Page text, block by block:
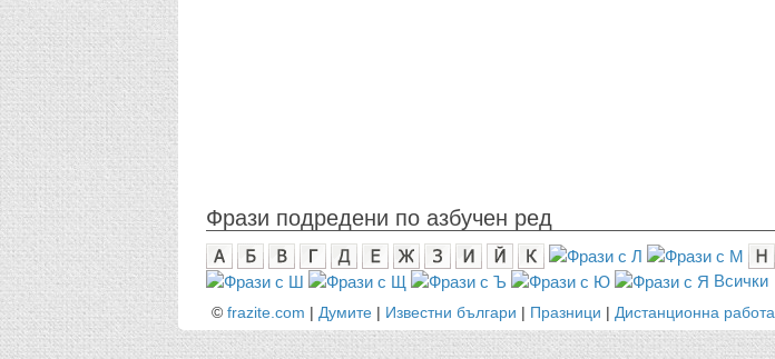
Фрази подредени по азбучен ред
Всички
© frazite.com | Думите | Известни българи | Празници | Дистанционна работа